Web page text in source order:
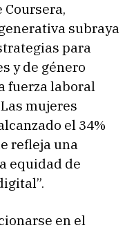
Coursera,
subraya
para
y de género
fuerza laboral
mujeres
el 34%
refleja una
equidad de
en el